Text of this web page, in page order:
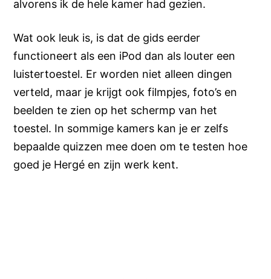
alvorens ik de hele kamer had gezien.
Wat ook leuk is, is dat de gids eerder
functioneert als een iPod dan als louter een
luistertoestel. Er worden niet alleen dingen
verteld, maar je krijgt ook filmpjes, foto’s en
beelden te zien op het schermp van het
toestel. In sommige kamers kan je er zelfs
bepaalde quizzen mee doen om te testen hoe
goed je Hergé en zijn werk kent.